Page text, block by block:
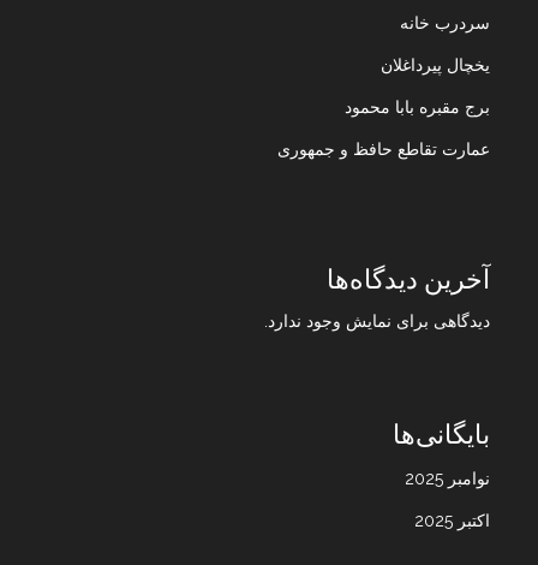
سردرب خانه
یخچال پیرداغلان
برج مقبره بابا محمود
عمارت تقاطع حافظ و جمهوری
آخرین دیدگاه‌ها
دیدگاهی برای نمایش وجود ندارد.
بایگانی‌ها
نوامبر 2025
اکتبر 2025